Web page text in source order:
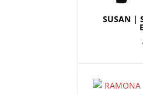
SUSAN |